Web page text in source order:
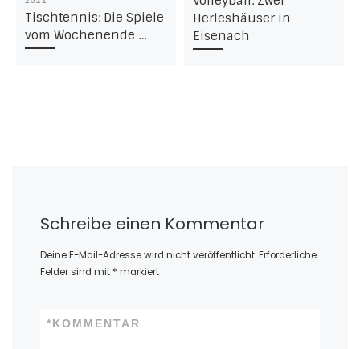
Tischtennis: Die Spiele
vom Wochenende …
Herleshäuser in
Eisenach
Schreibe einen Kommentar
Deine E-Mail-Adresse wird nicht veröffentlicht.Erforderliche
Felder sind mit * markiert
KOMMENTAR
*